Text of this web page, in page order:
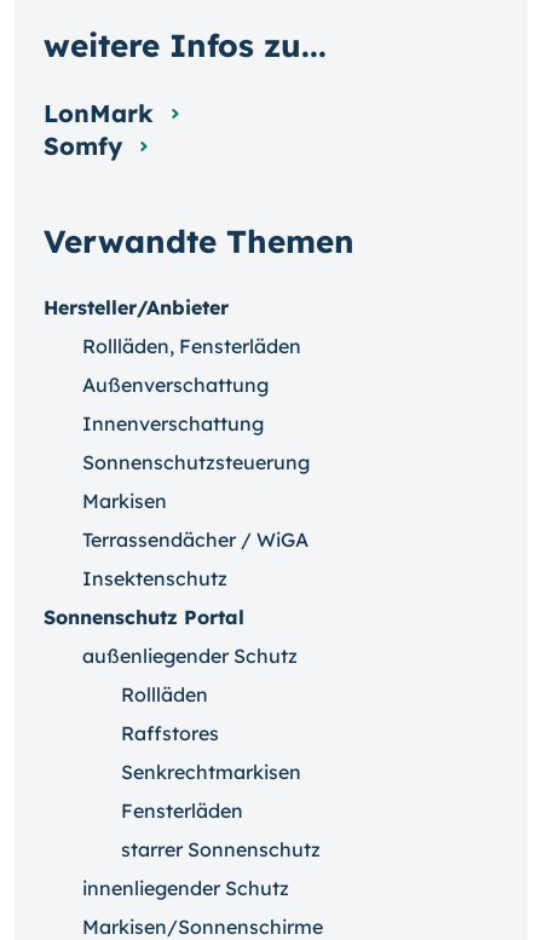
Verwandte Themen
Hersteller/Anbieter
Rollläden, Fensterläden
Außenverschattung
Innenverschattung
Sonnenschutzsteuerung
Markisen
Terrassendächer / WiGA
Insektenschutz
Sonnenschutz Portal
außenliegender Schutz
Rollläden
Raffstores
Senkrechtmarkisen
Fensterläden
starrer Sonnenschutz
innenliegender Schutz
Markisen/Sonnenschirme
weitere Infos zu...
LonMark
Somfy